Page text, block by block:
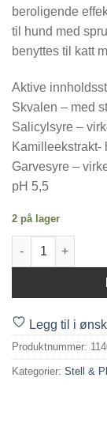
beroligende
til hund med
benyttes til katt
Aktive
Skvalen – med
Salicylsyre –
Kamilleekstrakt-
Garvesyre –
pH 5,5
2 på lager
Otoact 100ml
Legg til i
Produktnummer:
Kategorier: Stell &